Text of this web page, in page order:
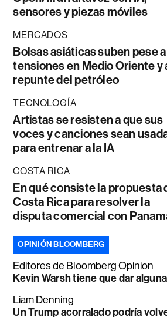
sensores y piezas móviles
MERCADOS
Bolsas asiáticas suben pese a
tensiones en Medio Oriente y
repunte del petróleo
TECNOLOGÍA
Artistas se resisten a que sus
voces y canciones sean
para entrenar a la IA
COSTA RICA
En qué consiste la propuesta
Costa Rica para resolver la
disputa comercial con
OPINIÓN BLOOMBERG
Editores de Bloomberg Opinion
Kevin Warsh tiene que dar
Liam Denning
Un Trump acorralado podría